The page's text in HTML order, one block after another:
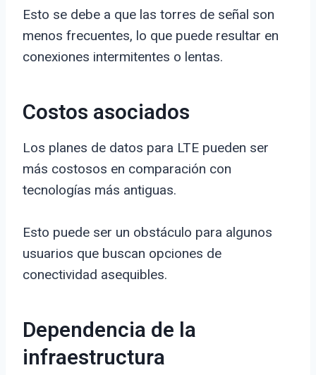
Esto se debe a que las torres de señal son
menos frecuentes, lo que puede resultar en
conexiones intermitentes o lentas.
Costos asociados
Los planes de datos para LTE pueden ser
más costosos en comparación con
tecnologías más antiguas.
Esto puede ser un obstáculo para algunos
usuarios que buscan opciones de
conectividad asequibles.
Dependencia de la
infraestructura